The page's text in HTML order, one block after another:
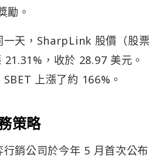
勵。
一天，SharpLink 股價（股票
，收於 28.97 美元。
上漲了約 166%。
策略
銷公司於今年 5 月首次公布